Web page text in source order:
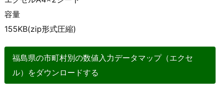
容量
155KB(zip形式圧縮)
福島県の市町村別の数値入力データマップ（エクセ
ル）をダウンロードする